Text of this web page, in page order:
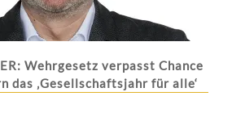
Wehrgesetz verpasst Chance
das ‚Gesellschaftsjahr für alle‘